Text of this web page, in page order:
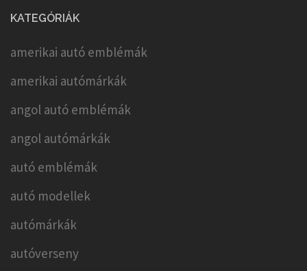
KATEGÓRIÁK
amerikai autó emblémák
amerikai autómárkák
angol autó emblémák
angol autómárkák
autó emblémák
autó modellek
autómárkák
autóverseny